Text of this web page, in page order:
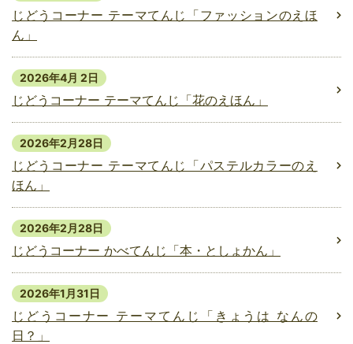
じどうコーナー テーマてんじ「ファッションのえほ
ん」
2026年4月 2日
じどうコーナー テーマてんじ「花のえほん」
2026年2月28日
じどうコーナー テーマてんじ「パステルカラーのえ
ほん」
2026年2月28日
じどうコーナー かべてんじ「本・としょかん」
2026年1月31日
じどうコーナー テーマてんじ「きょうは なんの
日？」